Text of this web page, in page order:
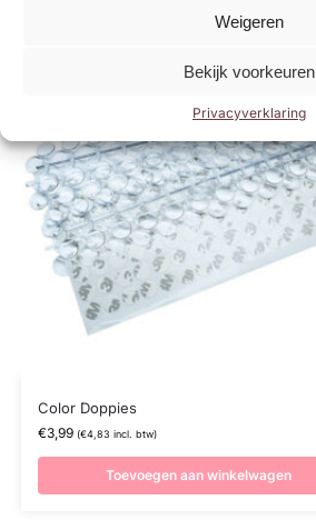
Weigeren
Bekijk voorkeuren
Privacyverklaring
Color Doppies
€3,99 (€4,83 incl. btw)
Toevoegen aan winkelwagen